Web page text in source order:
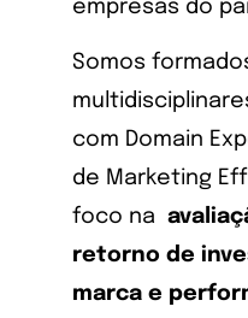
empresas do
Somos
com Domain
de Marketing
foco na
retorno de
marca e